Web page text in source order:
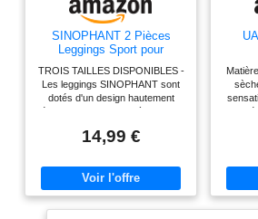
SINOPHANT 2 Pièces
Leggings Sport pour
Legging Opaque pour Gym
Sport Yoga(#2 pièces
Noir/Noir,L-XL)
TROIS TAILLES DISPONIBLES -
Les leggings SINOPHANT sont
dotés d'un design hautement
élastique qui convient à un large
vous inquiétez pas des tailles,
adaptabilité - même les
personnes ayant des cuisses
plus larges ou des cadres plus
14,99 €
qui
léger